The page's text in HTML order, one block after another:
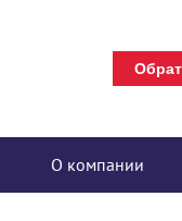
О компании